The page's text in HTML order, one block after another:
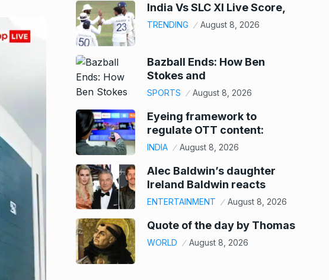
India Vs SLC XI Live Score,
TRENDING August 8, 2026
Bazball Ends: How Ben
Stokes and
SPORTS August 8, 2026
Eyeing framework to
regulate OTT content:
INDIA August 8, 2026
Alec Baldwin’s daughter
Ireland Baldwin reacts
ENTERTAINMENT August 8, 2026
Quote of the day by Thomas
WORLD August 8, 2026